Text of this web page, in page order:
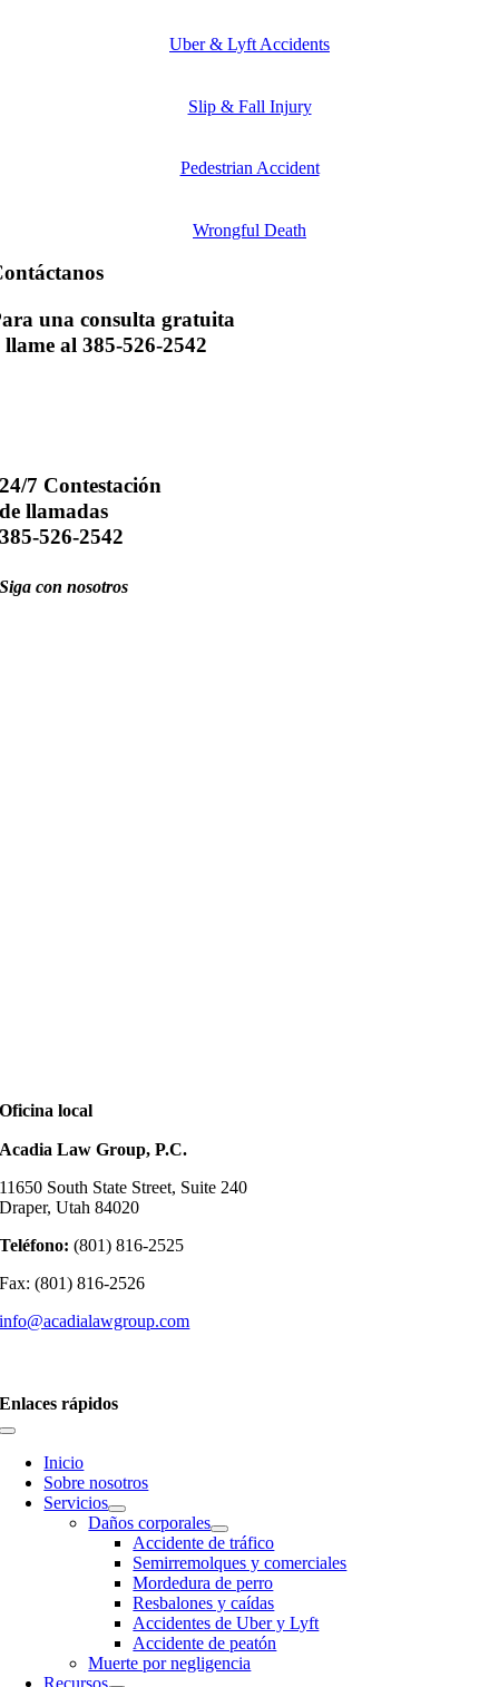
Uber & Lyft Accidents
Slip & Fall Injury
Pedestrian Accident
Wrongful Death
una consulta gratuita
llame al 385-526-2542
24/7 Contestación
de llamadas
385-526-2542
Siga con nosotros
Oficina local
Acadia Law Group, P.C.
11650 South State Street, Suite 240
Draper, Utah 84020
Teléfono: (801) 816-2525
Fax: (801) 816-2526
info@acadialawgroup.com
Enlaces rápidos
Inicio
Sobre nosotros
Servicios
Daños corporales
Accidente de tráfico
Semirremolques y comerciales
Mordedura de perro
Resbalones y caídas
Accidentes de Uber y Lyft
Accidente de peatón
Muerte por negligencia
Recursos